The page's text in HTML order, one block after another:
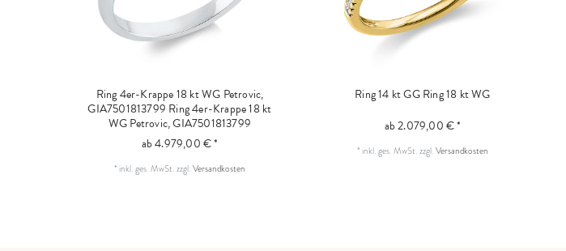
Ring 4er-Krappe 18 kt WG Petrovic,
GIA7501813799 Ring 4er-Krappe 18 kt
WG Petrovic, GIA7501813799
ab 4.979,00 € *
* inkl. ges. MwSt.zzgl.Versandkosten
Ring 14 kt GGRing 18 kt WG
ab 2.079,00 € *
* inkl. ges. MwSt.zzgl.Versandkosten